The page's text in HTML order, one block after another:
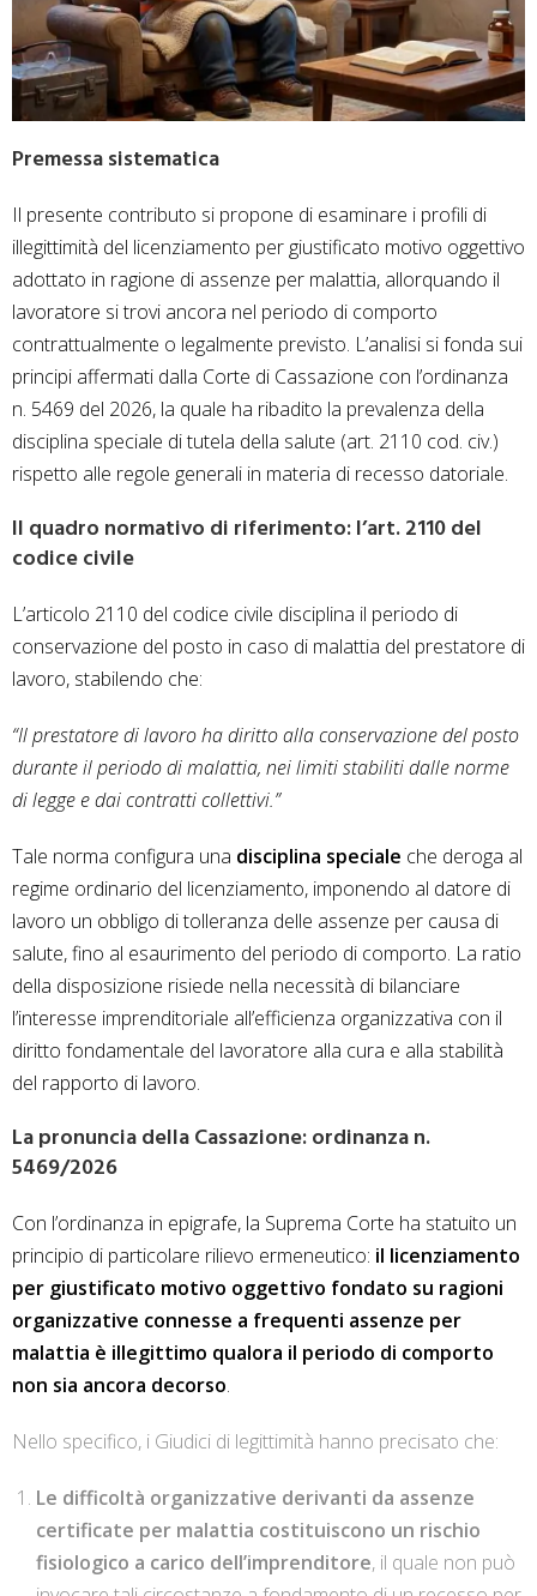
Premessa sistematica
Il presente contributo si propone di esaminare i profili di
illegittimità del licenziamento per giustificato motivo oggettivo
adottato in ragione di assenze per malattia, allorquando il
lavoratore si trovi ancora nel periodo di comporto
contrattualmente o legalmente previsto. L’analisi si fonda sui
principi affermati dalla Corte di Cassazione con l’ordinanza
n. 5469 del 2026, la quale ha ribadito la prevalenza della
disciplina speciale di tutela della salute (art. 2110 cod. civ.)
rispetto alle regole generali in materia di recesso datoriale.
Il quadro normativo di riferimento: l’art. 2110 del
codice civile
L’articolo 2110 del codice civile disciplina il periodo di
conservazione del posto in caso di malattia del prestatore di
lavoro, stabilendo che:
“Il prestatore di lavoro ha diritto alla conservazione del posto
durante il periodo di malattia, nei limiti stabiliti dalle norme
di legge e dai contratti collettivi.”
Tale norma configura una disciplina speciale che deroga al
regime ordinario del licenziamento, imponendo al datore di
lavoro un obbligo di tolleranza delle assenze per causa di
salute, fino al esaurimento del periodo di comporto. La ratio
della disposizione risiede nella necessità di bilanciare
l’interesse imprenditoriale all’efficienza organizzativa con il
diritto fondamentale del lavoratore alla cura e alla stabilità
del rapporto di lavoro.
La pronuncia della Cassazione: ordinanza n.
5469/2026
Con l’ordinanza in epigrafe, la Suprema Corte ha statuito un
principio di particolare rilievo ermeneutico: il licenziamento
per giustificato motivo oggettivo fondato su ragioni
organizzative connesse a frequenti assenze per
malattia è illegittimo qualora il periodo di comporto
non sia ancora decorso.
Nello specifico, i Giudici di legittimità hanno precisato che:
Le difficoltà organizzative derivanti da assenze
certificate per malattia costituiscono un rischio
fisiologico a carico dell’imprenditore, il quale non può